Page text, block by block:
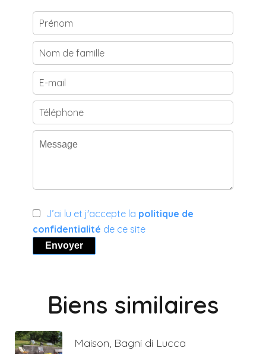
J’ai lu et j'accepte la politique de
confidentialité de ce site
Envoyer
Biens similaires
Maison, Bagni di Lucca